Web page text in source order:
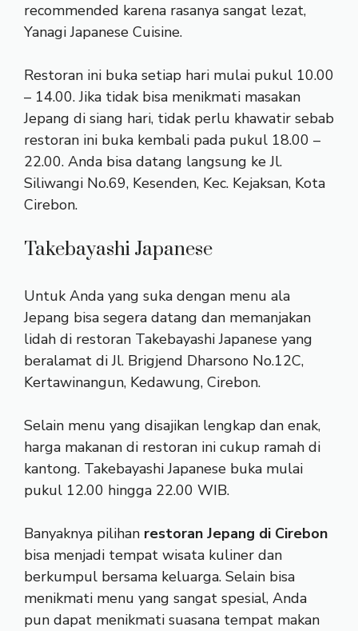
recommended karena rasanya sangat lezat,
Yanagi Japanese Cuisine.
Restoran ini buka setiap hari mulai pukul 10.00
– 14.00. Jika tidak bisa menikmati masakan
Jepang di siang hari, tidak perlu khawatir sebab
restoran ini buka kembali pada pukul 18.00 –
22.00. Anda bisa datang langsung ke Jl.
Siliwangi No.69, Kesenden, Kec. Kejaksan, Kota
Cirebon.
Takebayashi Japanese
Untuk Anda yang suka dengan menu ala
Jepang bisa segera datang dan memanjakan
lidah di restoran Takebayashi Japanese yang
beralamat di Jl. Brigjend Dharsono No.12C,
Kertawinangun, Kedawung, Cirebon.
Selain menu yang disajikan lengkap dan enak,
harga makanan di restoran ini cukup ramah di
kantong. Takebayashi Japanese buka mulai
pukul 12.00 hingga 22.00 WIB.
Banyaknya pilihan restoran Jepang di Cirebon
bisa menjadi tempat wisata kuliner dan
berkumpul bersama keluarga. Selain bisa
menikmati menu yang sangat spesial, Anda
pun dapat menikmati suasana tempat makan